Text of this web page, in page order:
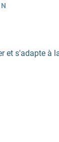
et s'adapte à